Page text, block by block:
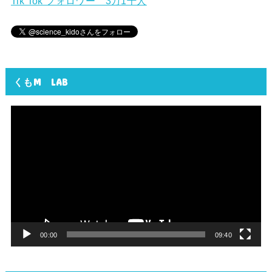
くもM LAB
00:00 09:40